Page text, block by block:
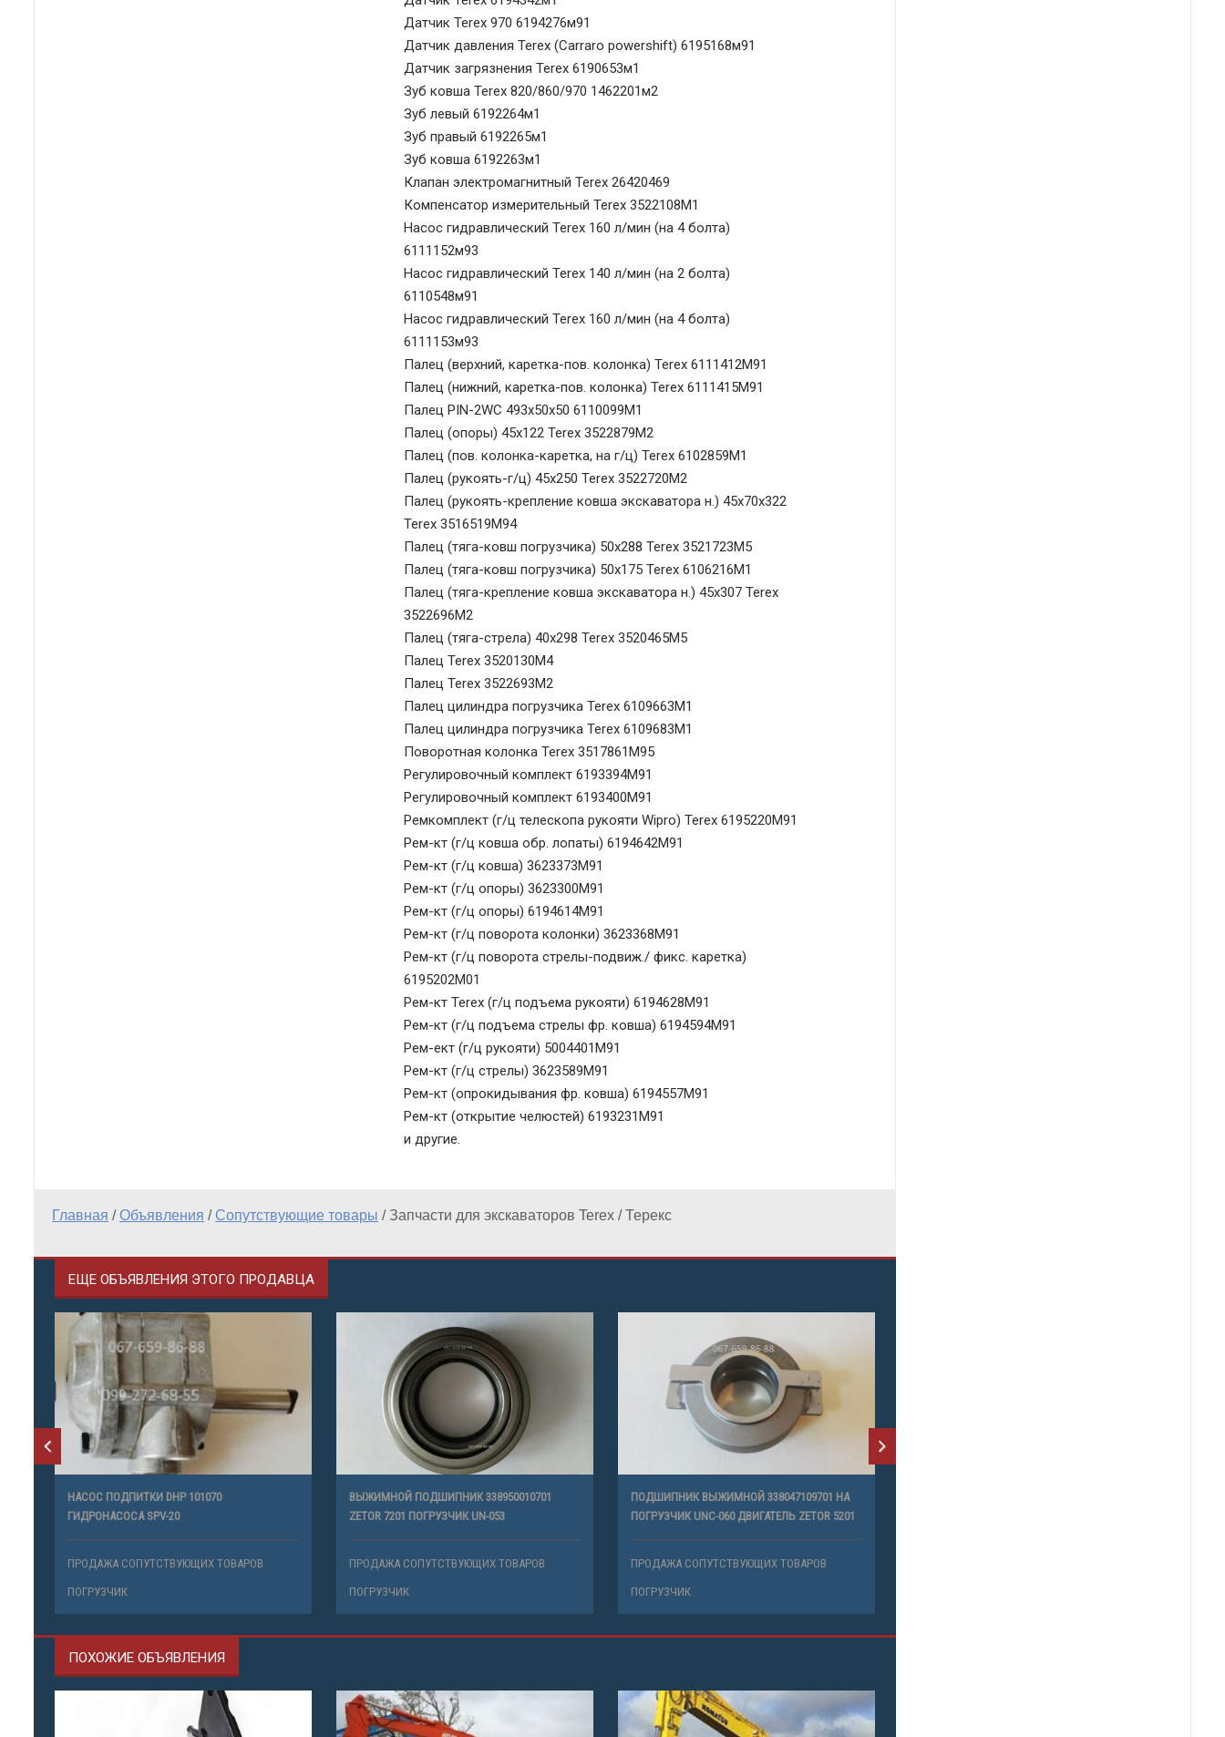
Датчик Terex 970 6194276м91
Датчик давления Terex (Carraro powershift) 6195168м91
Датчик загрязнения Terex 6190653м1
Зуб ковша Terex 820/860/970 1462201м2
Зуб левый 6192264м1
Зуб правый 6192265м1
Зуб ковша 6192263м1
Клапан электромагнитный Terex 26420469
Компенсатор измерительный Terex 3522108M1
Насос гидравлический Terex 160 л/мин (на 4 болта)
6111152м93
Насос гидравлический Terex 140 л/мин (на 2 болта)
6110548м91
Насос гидравлический Terex 160 л/мин (на 4 болта)
6111153м93
Палец (верхний, каретка-пов. колонка) Terex 6111412M91
Палец (нижний, каретка-пов. колонка) Terex 6111415M91
Палец PIN-2WC 493х50х50 6110099М1
Палец (опоры) 45х122 Terex 3522879M2
Палец (пов. колонка-каретка, на г/ц) Terex 6102859M1
Палец (рукоять-г/ц) 45х250 Terex 3522720M2
Палец (рукоять-крепление ковша экскаватора н.) 45х70х322
Terex 3516519M94
Палец (тяга-ковш погрузчика) 50х288 Terex 3521723M5
Палец (тяга-ковш погрузчика) 50х175 Terex 6106216M1
Палец (тяга-крепление ковша экскаватора н.) 45х307 Terex
3522696M2
Палец (тяга-стрела) 40х298 Terex 3520465M5
Палец Terex 3520130M4
Палец Terex 3522693M2
Палец цилиндра погрузчика Terex 6109663M1
Палец цилиндра погрузчика Terex 6109683M1
Поворотная колонка Terex 3517861M95
Регулировочный комплект 6193394M91
Регулировочный комплект 6193400M91
Ремкомплект (г/ц телескопа рукояти Wipro) Terex 6195220M91
Рем-кт (г/ц ковша обр. лопаты) 6194642M91
Рем-кт (г/ц ковша) 3623373M91
Рем-кт (г/ц опоры) 3623300M91
Рем-кт (г/ц опоры) 6194614M91
Рем-кт (г/ц поворота колонки) 3623368M91
Рем-кт (г/ц поворота стрелы-подвиж./ фикс. каретка)
6195202M01
Рем-кт Terex (г/ц подъема рукояти) 6194628M91
Рем-кт (г/ц подъема стрелы фр. ковша) 6194594M91
Рем-ект (г/ц рукояти) 5004401M91
Рем-кт (г/ц стрелы) 3623589M91
Рем-кт (опрокидывания фр. ковша) 6194557M91
Рем-кт (открытие челюстей) 6193231M91
и другие.
Главная /Объявления / Сопутствующие товары / Запчасти для экскаваторов Terex / Терекс
ЕЩЕ ОБЪЯВЛЕНИЯ ЭТОГО ПРОДАВЦА
НАСОС ПОДПИТКИ DHP 101070
ГИДРОНАСОСА SPV-20
ПРОДАЖА СОПУТСТВУЮЩИХ ТОВАРОВ
ПОГРУЗЧИК
ВЫЖИМНОЙ ПОДШИПНИК 338950010701
ZETOR 7201 ПОГРУЗЧИК UN-053
ПРОДАЖА СОПУТСТВУЮЩИХ ТОВАРОВ
ПОГРУЗЧИК
ПОДШИПНИК ВЫЖИМНОЙ 338047109701 НА
ПОГРУЗЧИК UNC-060 ДВИГАТЕЛЬ ZETOR 5201
ПРОДАЖА СОПУТСТВУЮЩИХ ТОВАРОВ
ПОГРУЗЧИК
ПОХОЖИЕ ОБЪЯВЛЕНИЯ